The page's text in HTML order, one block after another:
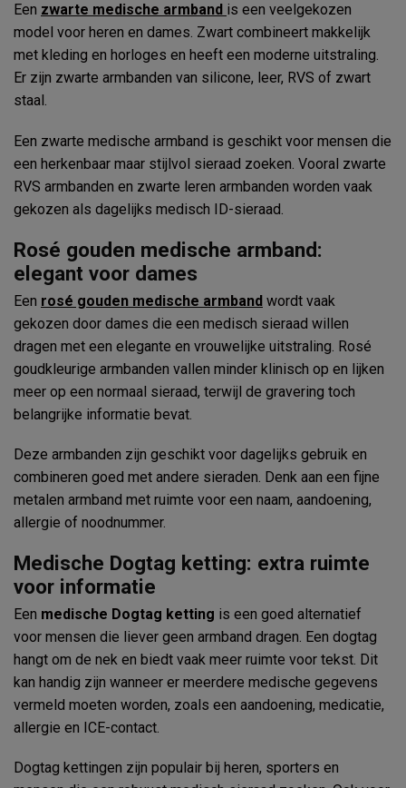
Een zwarte medische armband is een veelgekozen
model voor heren en dames. Zwart combineert makkelijk
met kleding en horloges en heeft een moderne uitstraling.
Er zijn zwarte armbanden van silicone, leer, RVS of zwart
staal.
Een zwarte medische armband is geschikt voor mensen die
een herkenbaar maar stijlvol sieraad zoeken. Vooral zwarte
RVS armbanden en zwarte leren armbanden worden vaak
gekozen als dagelijks medisch ID-sieraad.
Rosé gouden medische armband:
elegant voor dames
Een rosé gouden medische armband wordt vaak
gekozen door dames die een medisch sieraad willen
dragen met een elegante en vrouwelijke uitstraling. Rosé
goudkleurige armbanden vallen minder klinisch op en lijken
meer op een normaal sieraad, terwijl de gravering toch
belangrijke informatie bevat.
Deze armbanden zijn geschikt voor dagelijks gebruik en
combineren goed met andere sieraden. Denk aan een fijne
metalen armband met ruimte voor een naam, aandoening,
allergie of noodnummer.
Medische Dogtag ketting: extra ruimte
voor informatie
Een medische Dogtag ketting is een goed alternatief
voor mensen die liever geen armband dragen. Een dogtag
hangt om de nek en biedt vaak meer ruimte voor tekst. Dit
kan handig zijn wanneer er meerdere medische gegevens
vermeld moeten worden, zoals een aandoening, medicatie,
allergie en ICE-contact.
Dogtag kettingen zijn populair bij heren, sporters en